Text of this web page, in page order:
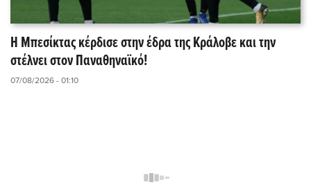
Η Μπεσίκτας κέρδισε στην έδρα της Κράλοβε και την
στέλνει στον Παναθηναϊκό!
07/08/2026 - 01:10